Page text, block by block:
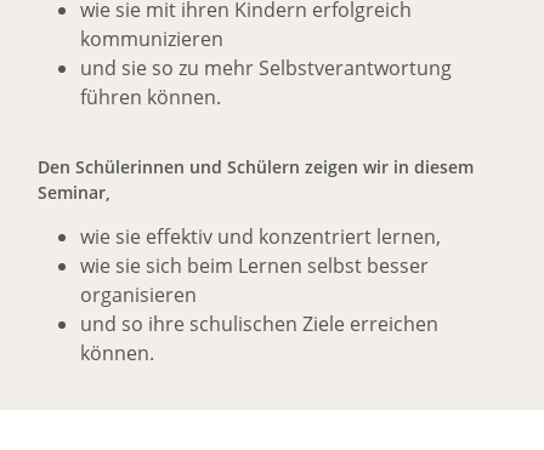
wie sie mit ihren Kindern erfolgreich
kommunizieren
und sie so zu mehr Selbstverantwortung
führen können.
Den Schülerinnen und Schülern zeigen wir in diesem
Seminar,
wie sie effektiv und konzentriert lernen,
wie sie sich beim Lernen selbst besser
organisieren
und so ihre schulischen Ziele erreichen
können.